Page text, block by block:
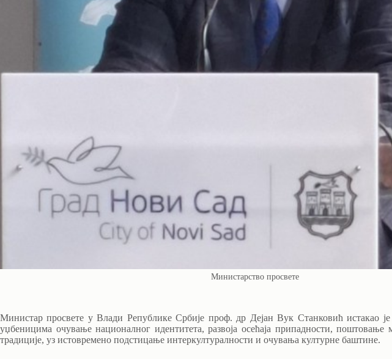
Министарство просвете
Министар просвете у Влади Републике Србије проф. др Дејан Вук Станковић истакао
уџбеницима очување националног идентитета, развоја осећаја припадности, поштовање
традиције, уз истовремено подстицање интеркултуралности и очувања културне баштине.